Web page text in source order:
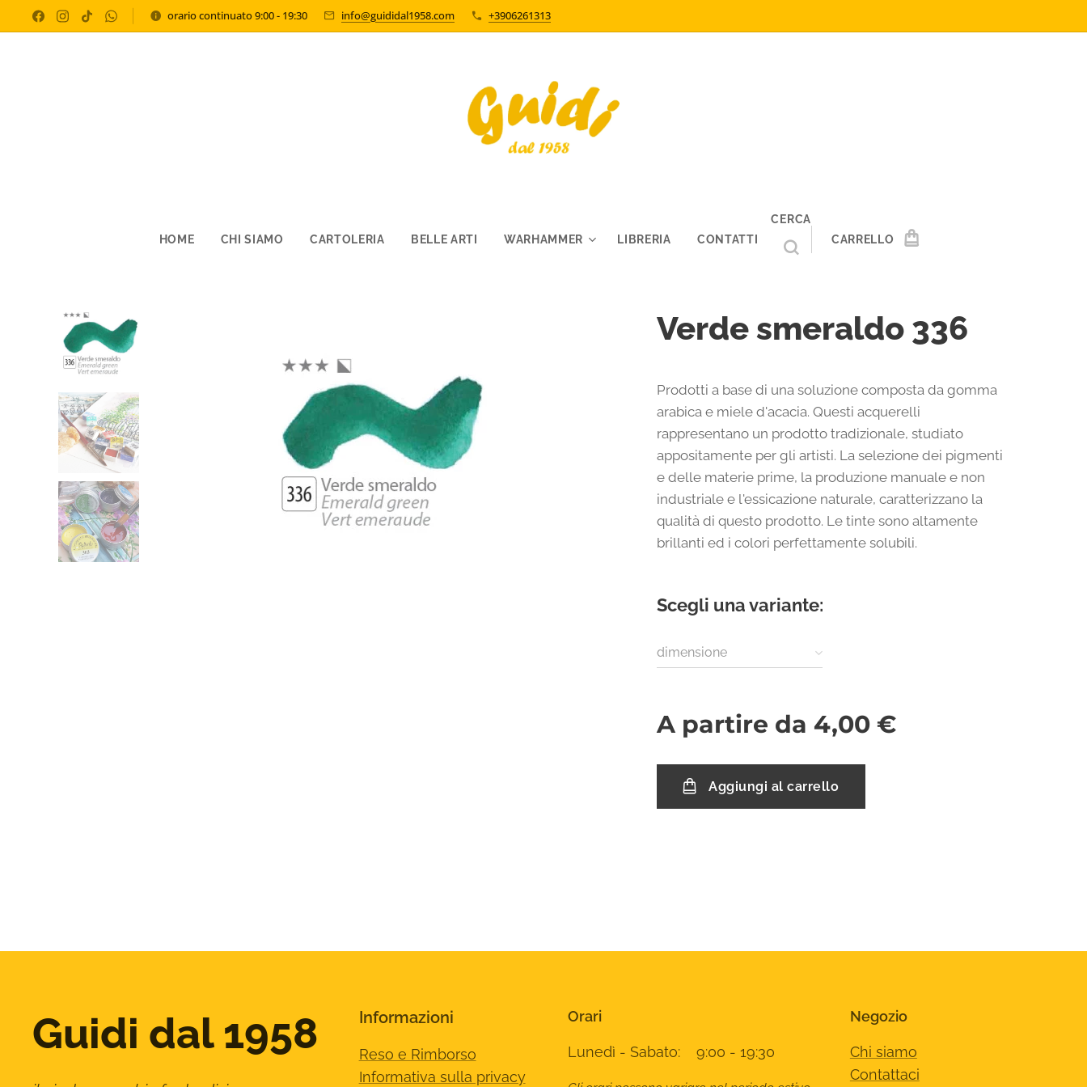
orario continuato 9:00 - 19:30 info@guididal1958.com +3906261313
HOME CHI SIAMO CARTOLERIA BELLE ARTI WARHAMMER LIBRERIA CONTATTI
CERCA
CARRELLO
Verde smeraldo 336
Prodotti a base di una soluzione composta da gomma
arabica e miele d'acacia. Questi acquerelli
rappresentano un prodotto tradizionale, studiato
appositamente per gli artisti. La selezione dei pigmenti
e delle materie prime, la produzione manuale e non
industriale e l'essicazione naturale, caratterizzano la
qualità di questo prodotto. Le tinte sono altamente
brillanti ed i colori perfettamente solubili.
Scegli una variante:
dimensione
A partire da 4,00 €
Aggiungi al carrello
Guidi dal 1958 Informazioni
Reso e Rimborso
Informativa sulla privacy
Orari
Lunedì - Sabato: 9:00 - 19:30
Negozio
Chi siamo
Contattaci